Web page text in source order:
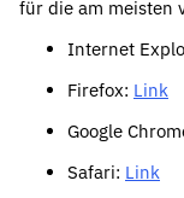
für die am meisten
Internet
Firefox: Link
Google
Safari: Link